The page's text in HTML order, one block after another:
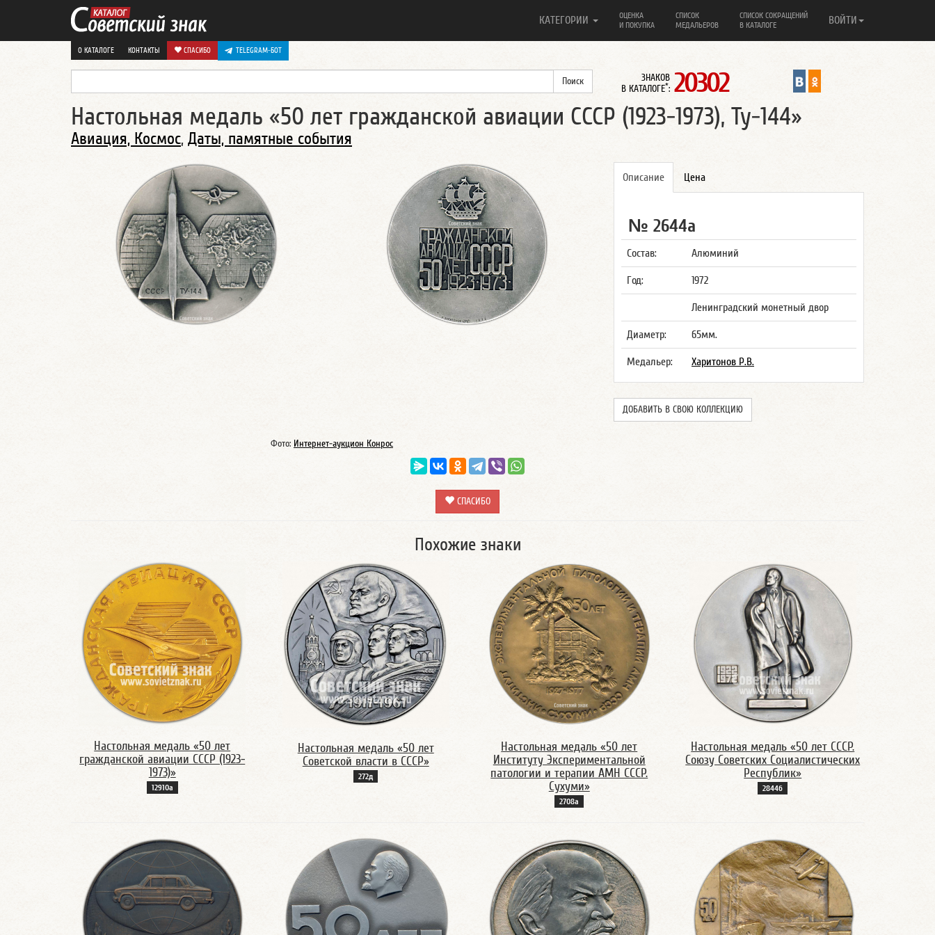
КАТЕГОРИИ
ОЦЕНКА
И ПОКУПКА
СПИСОК
МЕДАЛЬЕРОВ
СПИСОК СОКРАЩЕНИЙ
В КАТАЛОГЕ
ВОЙТИ
О КАТАЛОГЕ КОНТАКТЫ СПАСИБО TELEGRAM-БОТ
ЗНАКОВ
В КАТАЛОГЕ*: 20302
Настольная медаль «50 лет гражданской авиации СССР (1923-1973), Ту-144»
Авиация, Космос, Даты, памятные события
Описание Цена
№ 2644а
Состав: Алюминий
Год: 1972
Ленинградский монетный двор
Диаметр: 65мм.
Медальер: Харитонов Р.В.
ДОБАВИТЬ В СВОЮ КОЛЛЕКЦИЮ
Фото: Интернет-аукцион Конрос
СПАСИБО
Похожие знаки
Настольная медаль «50 лет
гражданской авиации СССР (1923-
1973)»
12910а
Настольная медаль «50 лет
Советской власти в СССР»
272д
Настольная медаль «50 лет
Институту Экспериментальной
патологии и терапии АМН СССР.
Сухуми»
2708а
Настольная медаль «50 лет СССР.
Союзу Советских Социалистических
Республик»
2844б